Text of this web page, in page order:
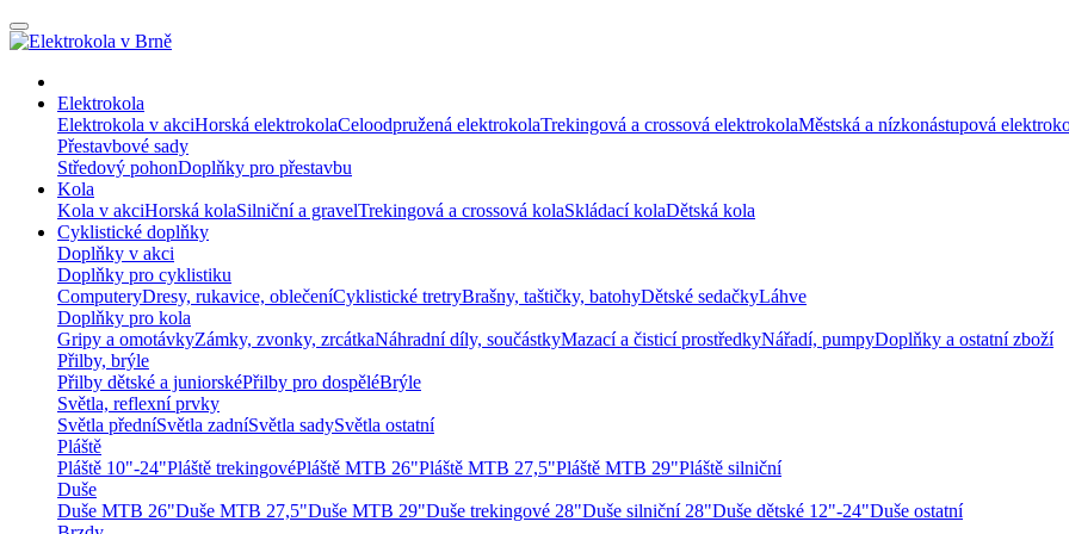
Elektrokola
Elektrokola v akciHorská elektrokolaCeloodpružená elektrokolaTrekingová a crossová elektrokolaMěstská a nízkonástupová
Přestavbové sady
Středový pohonDoplňky pro přestavbu
Kola
Kola v akciHorská kolaSilniční a gravelTrekingová a crossová kolaSkládací kolaDětská kola
Cyklistické doplňky
Doplňky v akci
Doplňky pro cyklistiku
ComputeryDresy, rukavice, oblečeníCyklistické tretryBrašny, taštičky, batohyDětské sedačkyLáhve
Doplňky pro kola
Gripy a omotávkyZámky, zvonky, zrcátkaNáhradní díly, součástkyMazací a čisticí prostředkyNářadí, pumpyDoplňky a ostatní zboží
Přilby, brýle
Přilby dětské a juniorskéPřilby pro dospěléBrýle
Světla, reflexní prvky
Světla předníSvětla zadníSvětla sadySvětla ostatní
Pláště
Pláště 10"-24"Pláště trekingovéPláště MTB 26"Pláště MTB 27,5"Pláště MTB 29"Pláště silniční
Duše
Duše MTB 26"Duše MTB 27,5"Duše MTB 29"Duše trekingové 28"Duše silniční 28"Duše dětské 12"-24"Duše ostatní